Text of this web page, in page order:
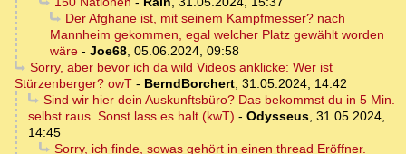
Der Afghane ist, mit seinem Kampfmesser? nach
Mannheim gekommen, egal welcher Platz gewählt worden
wäre - Joe68, 05.06.2024, 09:58
Sorry, aber bevor ich da wild Videos anklicke: Wer ist
Stürzenberger? owT - BerndBorchert, 31.05.2024, 14:42
Sind wir hier dein Auskunftsbüro? Das bekommst du in 5 Min.
selbst raus. Sonst lass es halt (kwT) - Odysseus, 31.05.2024,
14:45
Sorry, ich finde, sowas gehört in einen thread Eröffner.